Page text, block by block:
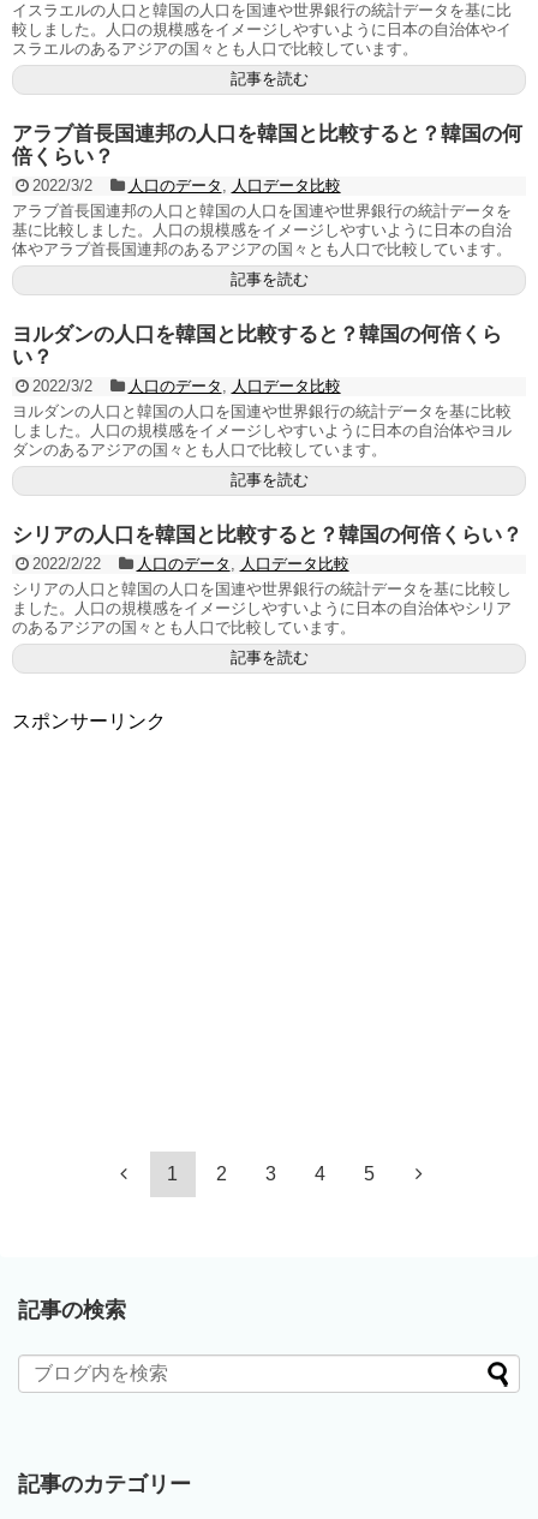
イスラエルの人口と韓国の人口を国連や世界銀行の統計データを基に比
較しました。人口の規模感をイメージしやすいように日本の自治体やイ
スラエルのあるアジアの国々とも人口で比較しています。
記事を読む
アラブ首長国連邦の人口を韓国と比較すると？韓国の何
倍くらい？
2022/3/2 人口のデータ , 人口データ比較
アラブ首長国連邦の人口と韓国の人口を国連や世界銀行の統計データを
基に比較しました。人口の規模感をイメージしやすいように日本の自治
体やアラブ首長国連邦のあるアジアの国々とも人口で比較しています。
記事を読む
ヨルダンの人口を韓国と比較すると？韓国の何倍くら
い？
2022/3/2 人口のデータ , 人口データ比較
ヨルダンの人口と韓国の人口を国連や世界銀行の統計データを基に比較
しました。人口の規模感をイメージしやすいように日本の自治体やヨル
ダンのあるアジアの国々とも人口で比較しています。
記事を読む
シリアの人口を韓国と比較すると？韓国の何倍くらい？
2022/2/22 人口のデータ , 人口データ比較
シリアの人口と韓国の人口を国連や世界銀行の統計データを基に比較し
ました。人口の規模感をイメージしやすいように日本の自治体やシリア
のあるアジアの国々とも人口で比較しています。
記事を読む
スポンサーリンク
1 2 3 4 5
記事の検索
記事のカテゴリー